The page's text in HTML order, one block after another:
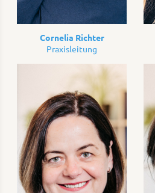
Cornelia Richter
Praxisleitung